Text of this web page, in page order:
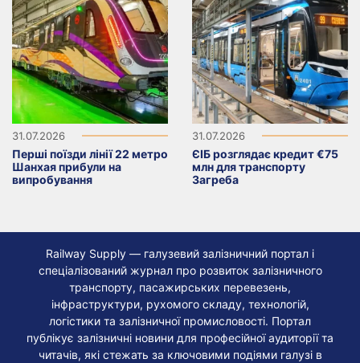
31.07.2026
Перші поїзди лінії 22 метро
Шанхая прибули на
випробування
31.07.2026
ЄІБ розглядає кредит €75
млн для транспорту
Загреба
Railway Supply — галузевий залізничний портал і
спеціалізований журнал про розвиток залізничного
транспорту, пасажирських перевезень,
інфраструктури, рухомого складу, технологій,
логістики та залізничної промисловості. Портал
публікує залізничні новини для професійної аудиторії та
читачів, які стежать за ключовими подіями галузі в